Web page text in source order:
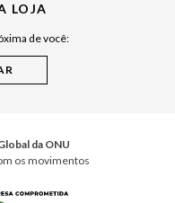
LOJA
de você:
da ONU
os movimentos